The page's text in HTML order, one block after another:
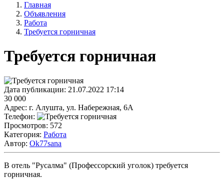
Главная
Объявления
Работа
Требуется горничная
Требуется горничная
Дата публикации: 21.07.2022 17:14
30 000
Адрес: г. Алушта, ул. Набережная, 6А
Телефон:
Просмотров: 572
Категория: Работа
Автор: Ok77sana
В отель "Русалма" (Профессорский уголок) требуется
горничная.